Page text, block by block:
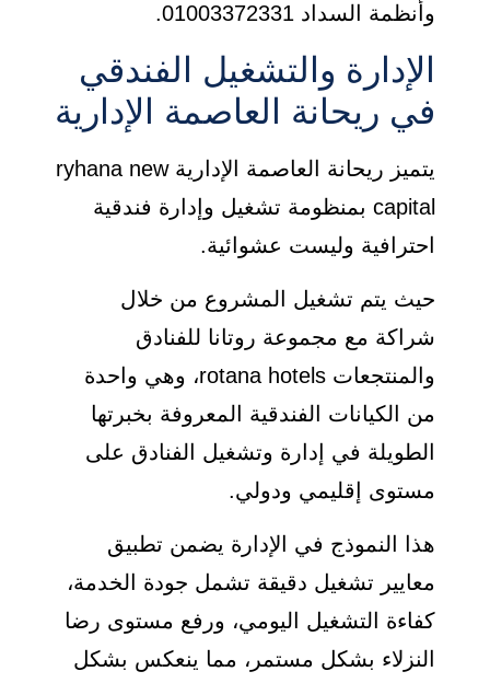
وأنظمة السداد 01003372331.
الإدارة والتشغيل الفندقي
في ريحانة العاصمة الإدارية
يتميز ريحانة العاصمة الإدارية ryhana new
capital بمنظومة تشغيل وإدارة فندقية
احترافية وليست عشوائية.
حيث يتم تشغيل المشروع من خلال
شراكة مع مجموعة روتانا للفنادق
والمنتجعات rotana hotels، وهي واحدة
من الكيانات الفندقية المعروفة بخبرتها
الطويلة في إدارة وتشغيل الفنادق على
مستوى إقليمي ودولي.
هذا النموذج في الإدارة يضمن تطبيق
معايير تشغيل دقيقة تشمل جودة الخدمة،
كفاءة التشغيل اليومي، ورفع مستوى رضا
النزلاء بشكل مستمر، مما ينعكس بشكل